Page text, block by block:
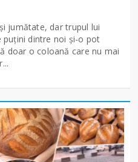
jumătate, dar trupul lui
puțini dintre noi și-o pot
doar o coloană care nu mai